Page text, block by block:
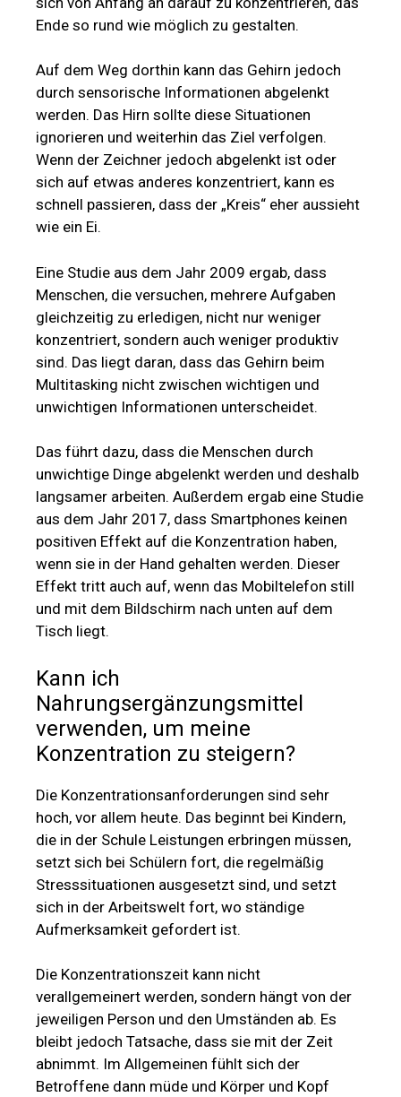
Ende so rund wie möglich zu gestalten.
Auf dem Weg dorthin kann das Gehirn jedoch
durch sensorische Informationen abgelenkt
werden. Das Hirn sollte diese Situationen
ignorieren und weiterhin das Ziel verfolgen.
Wenn der Zeichner jedoch abgelenkt ist oder
sich auf etwas anderes konzentriert, kann es
schnell passieren, dass der „Kreis“ eher aussieht
wie ein Ei.
Eine Studie aus dem Jahr 2009 ergab, dass
Menschen, die versuchen, mehrere Aufgaben
gleichzeitig zu erledigen, nicht nur weniger
konzentriert, sondern auch weniger produktiv
sind. Das liegt daran, dass das Gehirn beim
Multitasking nicht zwischen wichtigen und
unwichtigen Informationen unterscheidet.
Das führt dazu, dass die Menschen durch
unwichtige Dinge abgelenkt werden und deshalb
langsamer arbeiten. Außerdem ergab eine Studie
aus dem Jahr 2017, dass Smartphones keinen
positiven Effekt auf die Konzentration haben,
wenn sie in der Hand gehalten werden. Dieser
Effekt tritt auch auf, wenn das Mobiltelefon still
und mit dem Bildschirm nach unten auf dem
Tisch liegt.
Kann ich
Nahrungsergänzungsmittel
verwenden, um meine
Konzentration zu steigern?
Die Konzentrationsanforderungen sind sehr
hoch, vor allem heute. Das beginnt bei Kindern,
die in der Schule Leistungen erbringen müssen,
setzt sich bei Schülern fort, die regelmäßig
Stresssituationen ausgesetzt sind, und setzt
sich in der Arbeitswelt fort, wo ständige
Aufmerksamkeit gefordert ist.
Die Konzentrationszeit kann nicht
verallgemeinert werden, sondern hängt von der
jeweiligen Person und den Umständen ab. Es
bleibt jedoch Tatsache, dass sie mit der Zeit
abnimmt. Im Allgemeinen fühlt sich der
Betroffene dann müde und Körper und Kopf